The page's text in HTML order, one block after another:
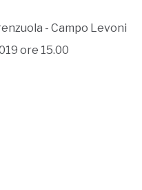
- Campo Levoni
ore 15.00